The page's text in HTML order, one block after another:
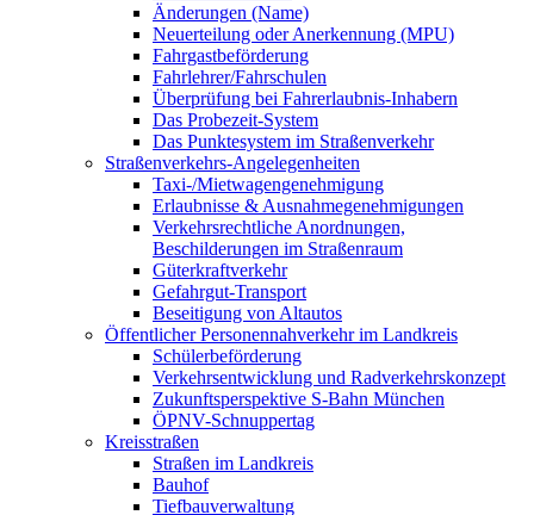
Änderungen (Name)
Neuerteilung oder Anerkennung (MPU)
Fahrgastbeförderung
Fahrlehrer/Fahrschulen
Überprüfung bei Fahrerlaubnis-Inhabern
Das Probezeit-System
Das Punktesystem im Straßenverkehr
Straßenverkehrs-Angelegenheiten
Taxi-/Mietwagengenehmigung
Erlaubnisse & Ausnahmegenehmigungen
Verkehrsrechtliche Anordnungen,
Beschilderungen im Straßenraum
Güterkraftverkehr
Gefahrgut-Transport
Beseitigung von Altautos
Öffentlicher Personennahverkehr im Landkreis
Schülerbeförderung
Verkehrsentwicklung und Radverkehrskonzept
Zukunftsperspektive S-Bahn München
ÖPNV-Schnuppertag
Kreisstraßen
Straßen im Landkreis
Bauhof
Tiefbauverwaltung